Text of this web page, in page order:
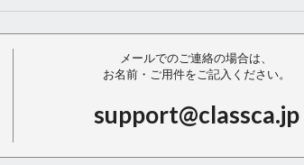
メールでのご連絡の場合は、
お名前・ご用件をご記入ください。
support@classca.jp